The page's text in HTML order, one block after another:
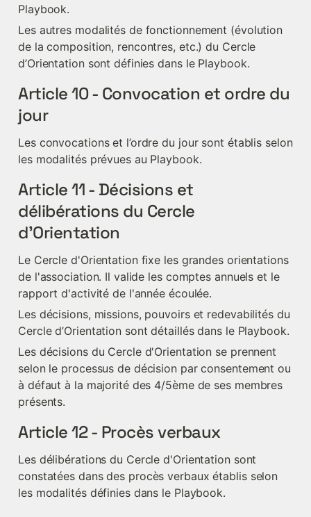
Playbook.
Les autres modalités de fonctionnement (évolution
de la composition, rencontres, etc.) du Cercle
d’Orientation sont définies dans le Playbook.
Article 10 - Convocation et ordre du
jour
Les convocations et l’ordre du jour sont établis selon
les modalités prévues au Playbook.
Article 11 - Décisions et
délibérations du Cercle
d'Orientation
Le Cercle d'Orientation fixe les grandes orientations
de l'association. Il valide les comptes annuels et le
rapport d'activité de l'année écoulée.
Les décisions, missions, pouvoirs et redevabilités du
Cercle d’Orientation sont détaillés dans le Playbook.
Les décisions du Cercle d'Orientation se prennent
selon le processus de décision par consentement ou
à défaut à la majorité des 4/5ème de ses membres
présents.
Article 12 - Procès verbaux
Les délibérations du Cercle d'Orientation sont
constatées dans des procès verbaux établis selon
les modalités définies dans le Playbook.